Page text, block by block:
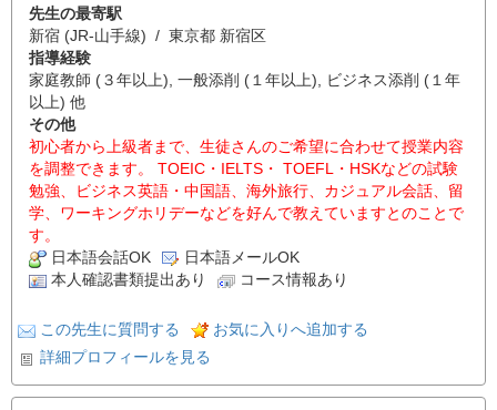
先生の最寄駅
新宿 (JR-山手線) / 東京都 新宿区
指導経験
家庭教師 (３年以上), 一般添削 (１年以上), ビジネス添削 (１年
以上) 他
その他
初心者から上級者まで、生徒さんのご希望に合わせて授業内容
を調整できます。 TOEIC・IELTS・ TOEFL・HSKなどの試験
勉強、ビジネス英語・中国語、海外旅行、カジュアル会話、留
学、ワーキングホリデーなどを好んで教えていますとのことで
す。
日本語会話OK
日本語メールOK
本人確認書類提出あり
コース情報あり
この先生に質問する
お気に入りへ追加する
詳細プロフィールを見る